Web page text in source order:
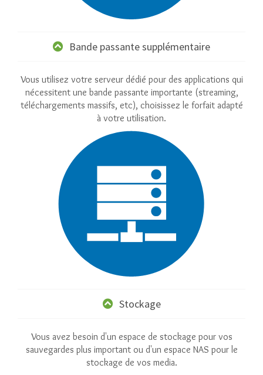
Bande passante supplémentaire
Vous utilisez votre serveur dédié pour des applications qui
nécessitent une bande passante importante (streaming,
téléchargements massifs, etc), choisissez le forfait adapté
à votre utilisation.
Stockage
Vous avez besoin d'un espace de stockage pour vos
sauvegardes plus important ou d'un espace NAS pour le
stockage de vos media.